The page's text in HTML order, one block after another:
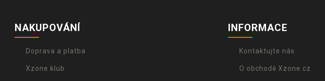
NAKUPOVÁNÍ
Doprava a platba
Xzone klub
INFORMACE
Kontaktujte nás
O obchodě Xzone.cz